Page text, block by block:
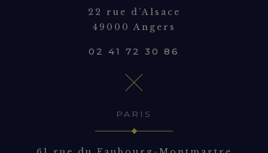
22 rue d’Alsace
49000 Angers
02 41 72 30 86
PARIS